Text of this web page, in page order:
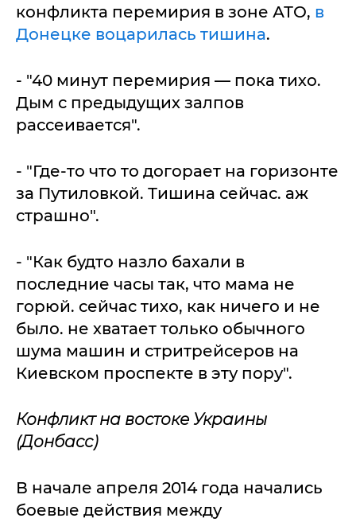
конфликта перемирия в зоне АТО, в
Донецке воцарилась тишина.
- "40 минут перемирия — пока тихо.
Дым с предыдущих залпов
рассеивается".
- "Где-то что то догорает на горизонте
за Путиловкой. Тишина сейчас. аж
страшно".
- "Как будто назло бахали в
последние часы так, что мама не
горюй. сейчас тихо, как ничего и не
было. не хватает только обычного
шума машин и стритрейсеров на
Киевском проспекте в эту пору".
Конфликт на востоке Украины
(Донбасс)
В начале апреля 2014 года начались
боевые действия между